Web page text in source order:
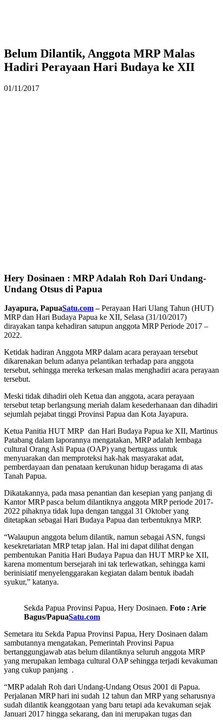
Belum Dilantik, Anggota MRP Malas
Hadiri Perayaan Hari Budaya ke XII
01/11/2017
Hery Dosinaen : MRP Adalah Roh Dari Undang-
Undang Otsus di Papua
Jayapura, PapuaSatu.com–Perayaan Hari Ulang Tahun (HUT)
MRP dan Hari Budaya Papua ke XII, Selasa (31/10/2017)
dirayakan tanpa kehadiran satupun anggota MRP Periode 2017 –
2022.
Ketidak hadiran Anggota MRP dalam acara perayaan tersebut
dikarenakan belum adanya pelantikan terhadap para anggota
tersebut, sehingga mereka terkesan malas menghadiri acara perayaan
tersebut.
Meski tidak dihadiri oleh Ketua dan anggota, acara perayaan
tersebut tetap berlangsung meriah dalam kesederhanaan dan dihadiri
sejumlah pejabat tinggi Provinsi Papua dan Kota Jayapura.
Ketua Panitia HUT MRP dan Hari Budaya Papua ke XII, Martinus
Patabang dalam laporannya mengatakan, MRP adalah lembaga
cultural Orang Asli Papua (OAP) yang bertugass untuk
menyuarakan dan memproteksi hak-hak masyarakat adat,
pemberdayaan dan penataan kerukunan hidup beragama di atas
Tanah Papua.
Dikatakannya, pada masa penantian dan kesepian yang panjang di
Kantor MRP pasca belum dilantiknya anggota MRP periode 2017-
2022 pihaknya tidak lupa dengan tanggal 31 Oktober yang
ditetapkan sebagai Hari Budaya Papua dan terbentuknya MRP.
“Walaupun anggota belum dilantik, namun sebagai ASN, fungsi
kesekretariatan MRP tetap jalan. Hal ini dapat dilihat dengan
pembentukan Panitia Hari Budaya Papua dan HUT MRP ke XII,
karena momentum bersejarah ini tak terlewatkan, sehingga kami
berinisiatif menyelenggarakan kegiatan dalam bentuk ibadah
syukur,” katanya.
Sekda Papua Provinsi Papua, Hery Dosinaen. Foto : Arie
Bagus/PapuaSatu.com
Semetara itu Sekda Papua Provinsi Papua, Hery Dosinaen dalam
sambutannya mengatakan, Pemerintah Provinsi Papua
bertanggungjawab atas belum dilantiknya seluruh anggota MRP
yang merupakan lembaga cultural OAP sehingga terjadi kevakuman
yang cukup panjang .
“MRP adalah Roh dari Undang-Undang Otsus 2001 di Papua.
Perjalanan MRP hari ini sudah 12 tahun dan MRP yang seharusnya
sudah dilantik keanggotaan yang baru tetapi ada kevakuman sejak
Januari 2017 hingga sekarang, dan ini merupakan tugas dan